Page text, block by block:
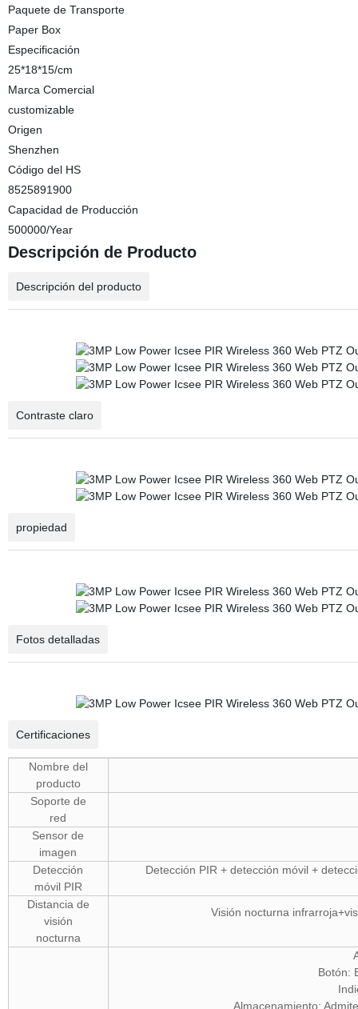
Paquete de Transporte
Paper Box
Especificación
25*18*15/cm
Marca Comercial
customizable
Origen
Shenzhen
Código del HS
8525891900
Capacidad de Producción
500000/Year
Descripción de Producto
Descripción del producto
Contraste claro
propiedad
Fotos detalladas
Certificaciones
Nombre del
producto
Soporte de
red
Sensor de
imagen
Detección
móvil PIR
Detección PIR + detección móvil +
Distancia de
visión
nocturna
Visión nocturna
Botón:
Almacenamiento: